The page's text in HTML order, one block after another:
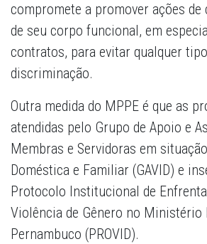
compromete a promover ações
de seu corpo funcional, em
contratos, para evitar qualquer
discriminação.
Outra medida do MPPE é que as
atendidas pelo Grupo de Apoio e
Membras e Servidoras em
Doméstica e Familiar (GAVID) e
Protocolo Institucional de
Violência de Gênero no Ministério
Pernambuco (PROVID).